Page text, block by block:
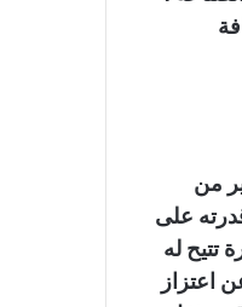
من
على
تتيح له
اعتزاز